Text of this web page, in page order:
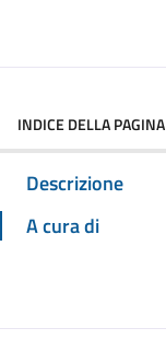
INDICE DELLA PAGINA
Descrizione
A cura di